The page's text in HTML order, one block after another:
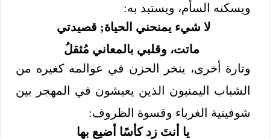
ويسكنه السأم، ويستبد به:
لا شيء يمنحني الحياة; قصيدتي
ماتت، وقلبي بالمعاني مُثقلُ
وتارة أخرى، ينخر الحزن في عوالمه كغيره من
الشباب اليمنيون الذين يعيشون في المهجر بين
شوفينية الغرباء وقسوة الظروف:
يا أنتَ زد كأسًا أضيع بها